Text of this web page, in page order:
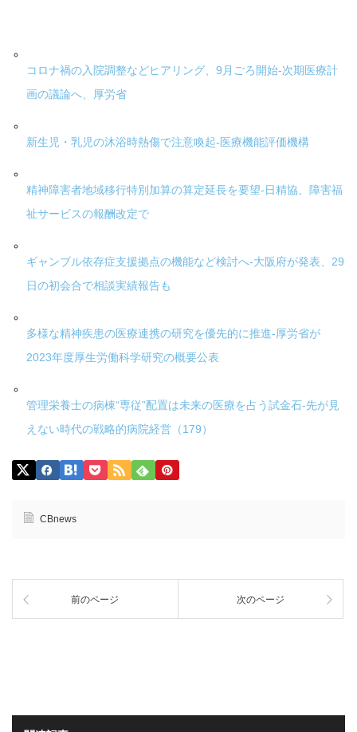
コロナ禍の入院調整などヒアリング、9月ごろ開始-次期医療計
画の議論へ、厚労省
新生児・乳児の沐浴時熱傷で注意喚起-医療機能評価機構
精神障害者地域移行特別加算の算定延長を要望-日精協、障害福
祉サービスの報酬改定で
ギャンブル依存症支援拠点の機能など検討へ-大阪府が発表、29
日の初会合で相談実績報告も
多様な精神疾患の医療連携の研究を優先的に推進-厚労省が
2023年度厚生労働科学研究の概要公表
管理栄養士の病棟“専従”配置は未来の医療を占う試金石-先が見
えない時代の戦略的病院経営（179）
CBnews
前のページ 次のページ